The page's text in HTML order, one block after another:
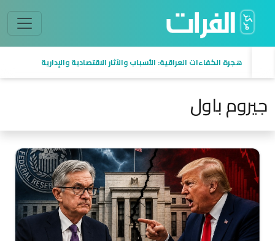
هجرة الكفاءات العراقية: الأسباب والآثار الاقتصادية والإدارية
جيروم باول